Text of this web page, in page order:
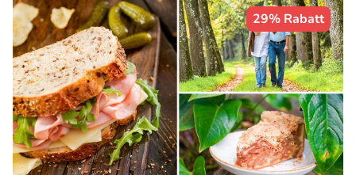
29% Rabatt